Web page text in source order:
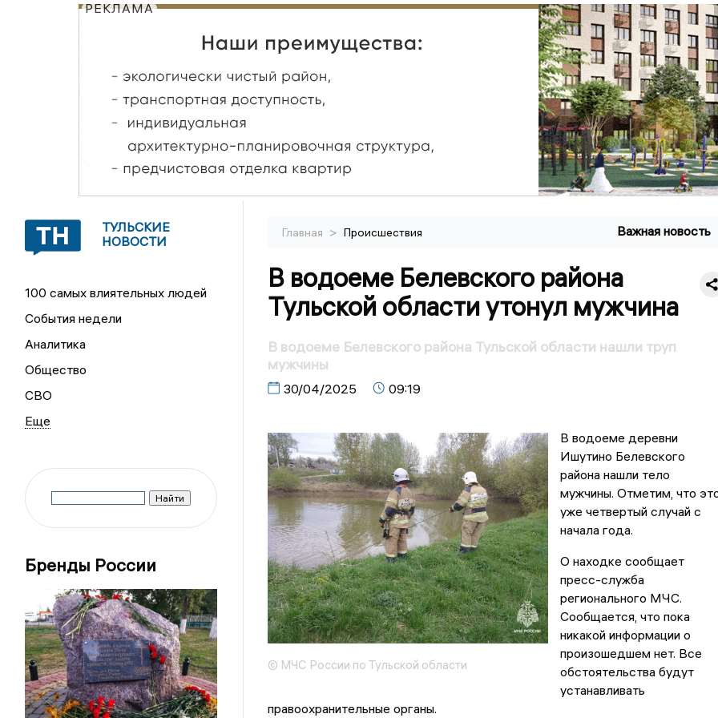
РЕКЛАМА
ТУЛЬСКИЕ
НОВОСТИ
100 самых влиятельных людей
События недели
Аналитика
Общество
СВО
Бренды России
Главная > Происшествия Важная новость
В водоеме Белевского района
Тульской области утонул мужчина
В водоеме Белевского района Тульской области нашли труп
мужчины
30/04/2025 09:19
© МЧС России по Тульской области
В водоеме деревни
Ишутино Белевского
района нашли тело
мужчины. Отметим, что
уже четвертый случай с
начала года.
О находке сообщает
пресс-служба
регионального МЧС.
Сообщается, что пока
никакой информации о
произошедшем нет. Все
обстоятельства будут
устанавливать
правоохранительные органы.